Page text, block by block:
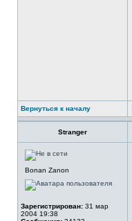
Вернуться к началу
Stranger
Bonan Zanon
Зарегистрирован: 31 мар
2004 19:38